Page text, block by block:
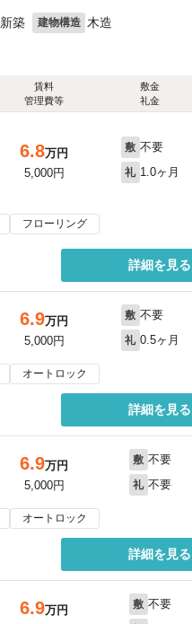
新築 建物構造 木造
賃料
管理費等
敷金
礼金
6.8万円
5,000円
敷 不要
礼 1.0ヶ月
フローリング
詳細を見る
6.9万円
5,000円
敷 不要
礼 0.5ヶ月
オートロック
詳細を見る
6.9万円
5,000円
敷 不要
礼 不要
オートロック
詳細を見る
6.9万円
敷 不要